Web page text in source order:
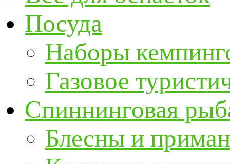
Посуда
Наборы
Газовое
Спиннинговая
Блесны и